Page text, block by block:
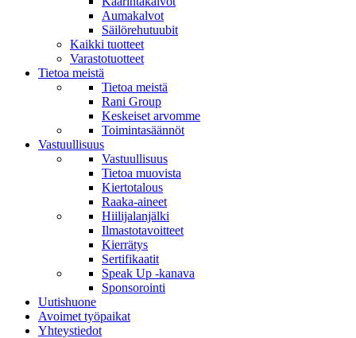
Aumakalvot
Säilörehutuubit
Kaikki tuotteet
Varastotuotteet
Tietoa meistä
Tietoa meistä
Rani Group
Keskeiset arvomme
Toimintasäännöt
Vastuullisuus
Vastuullisuus
Tietoa muovista
Kiertotalous
Raaka-aineet
Hiilijalanjälki
Ilmastotavoitteet
Kierrätys
Sertifikaatit
Speak Up -kanava
Sponsorointi
Uutishuone
Avoimet työpaikat
Yhteystiedot